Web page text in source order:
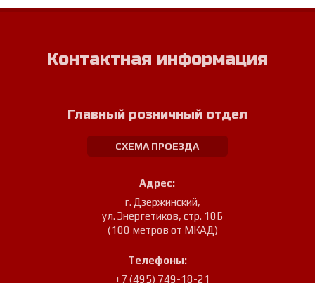
Контактная информация
Главный розничный отдел
СХЕМА ПРОЕЗДА
Адрес:
г. Дзержинский,
ул. Энергетиков, стр. 10Б
(100 метров от МКАД)
Телефоны:
+7 (495) 749-18-21